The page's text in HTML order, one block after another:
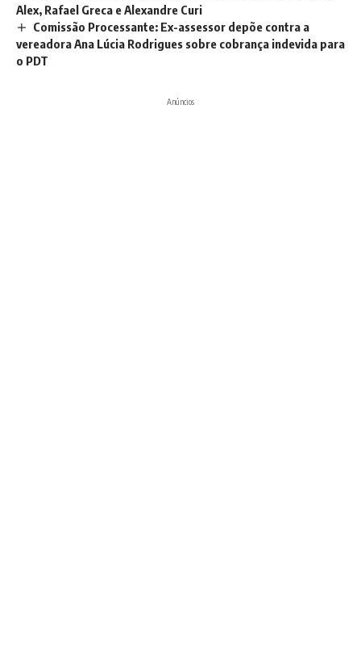
Alex, Rafael Greca e Alexandre Curi
Comissão Processante: Ex-assessor depõe contra a
vereadora Ana Lúcia Rodrigues sobre cobrança indevida para
o PDT
Anúncios